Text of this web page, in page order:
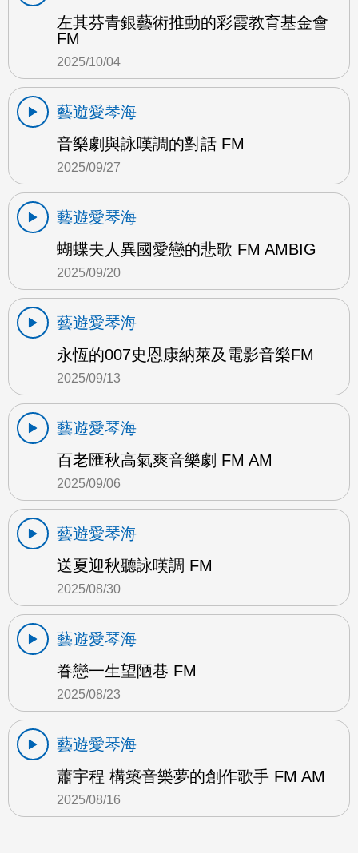
左其芬青銀藝術推動的彩霞教育基金會
FM
2025/10/04
藝遊愛琴海
音樂劇與詠嘆調的對話 FM
2025/09/27
藝遊愛琴海
蝴蝶夫人異國愛戀的悲歌 FM AMBIG
2025/09/20
藝遊愛琴海
永恆的007史恩康納萊及電影音樂FM
2025/09/13
藝遊愛琴海
百老匯秋高氣爽音樂劇 FM AM
2025/09/06
藝遊愛琴海
送夏迎秋聽詠嘆調 FM
2025/08/30
藝遊愛琴海
眷戀一生望陋巷 FM
2025/08/23
藝遊愛琴海
蕭宇程 構築音樂夢的創作歌手 FM AM
2025/08/16